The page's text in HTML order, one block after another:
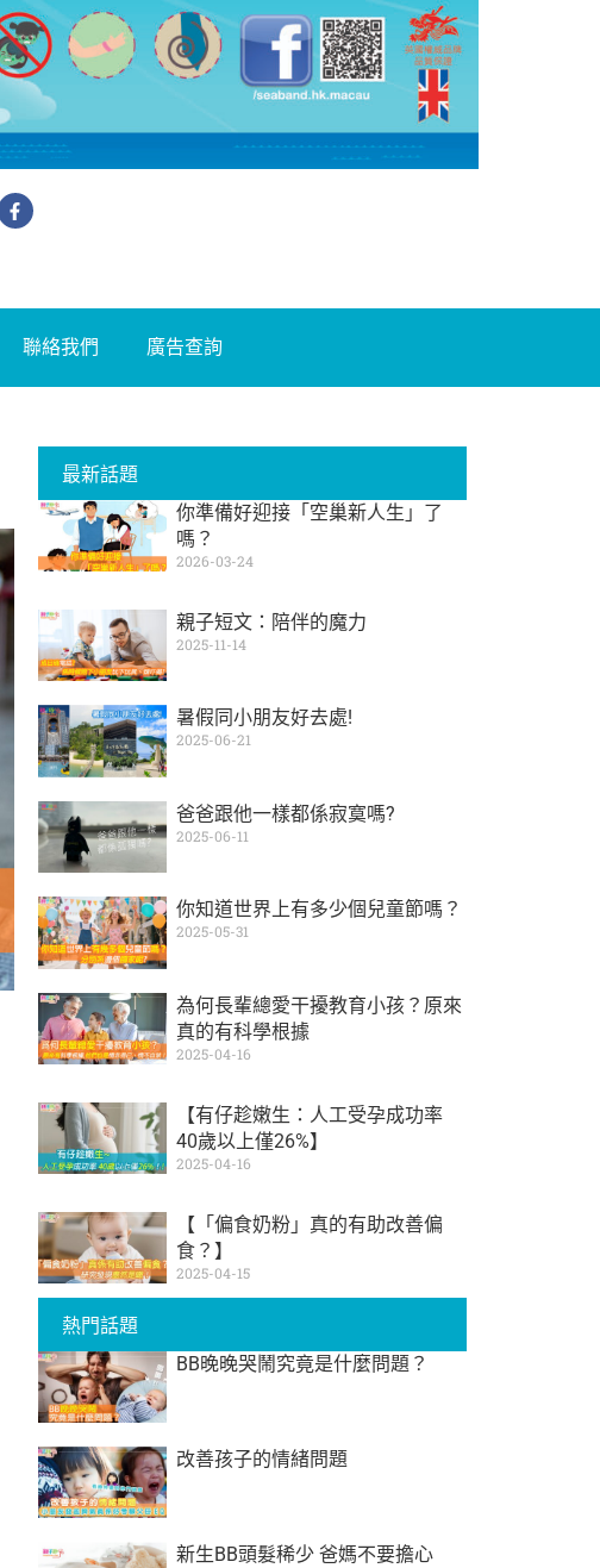
聯絡我們 廣告查詢
最新話題
你準備好迎接「空巢新人生」了
嗎？
2026-03-24
親子短文：陪伴的魔力
2025-11-14
暑假同小朋友好去處!
2025-06-21
爸爸跟他一樣都係寂寞嗎?
2025-06-11
你知道世界上有多少個兒童節嗎？
2025-05-31
為何長輩總愛干擾教育小孩？原來
真的有科學根據
2025-04-16
【有仔趁嫩生：人工受孕成功率
40歲以上僅26%】
2025-04-16
【「偏食奶粉」真的有助改善偏
食？】
2025-04-15
熱門話題
BB晚晚哭鬧究竟是什麼問題？
改善孩子的情緒問題
新生BB頭髮稀少 爸媽不要擔心